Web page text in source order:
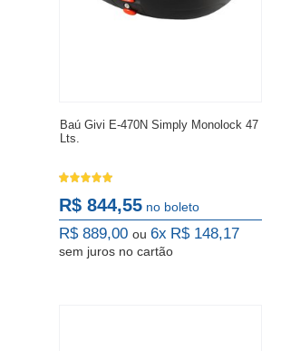
Baú Givi E-470N Simply Monolock 47
Lts.
R$ 844,55 no boleto
R$ 889,00 ou 6x R$ 148,17
sem juros no cartão